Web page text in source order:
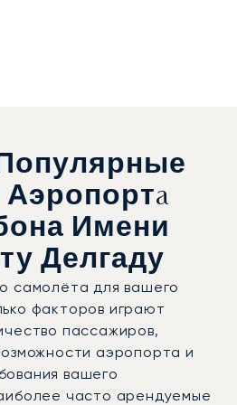
Имени
Делгаду
самолёта для вашего
факторов играют
пассажиров,
аэропорта и
вашего
часто арендуемые